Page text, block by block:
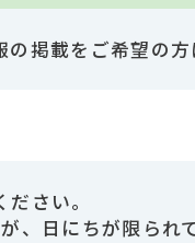
掲載をご希望の方
さい。
、日にちが限られ